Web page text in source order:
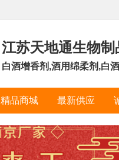
江苏天地通生物制
白酒增香剂,酒用绵柔剂,白
精品商城 最新供应